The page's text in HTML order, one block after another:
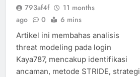
793af4f
11 months
ago
0 6 mins
Artikel ini membahas analisis
threat modeling pada login
Kaya787, mencakup identifikasi
ancaman, metode STRIDE, strategi